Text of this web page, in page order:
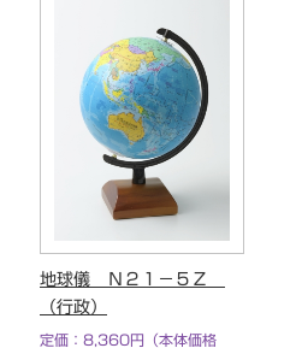
地球儀 Ｎ２１－５Ｚ
（行政）
定価：8,360円（本体価格